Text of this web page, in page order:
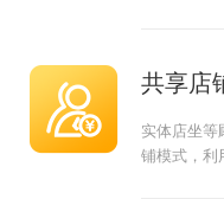
共享店
实体店坐等
铺模式，利